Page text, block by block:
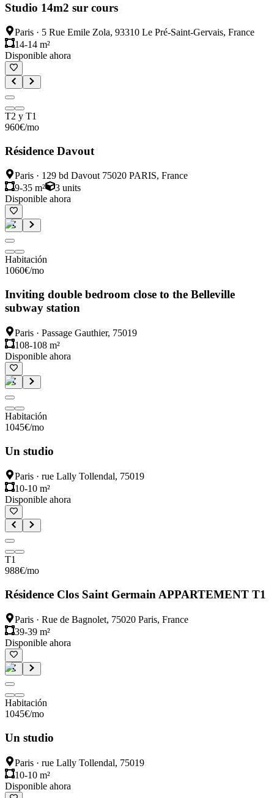
Studio 14m2 sur cours
Paris · 5 Rue Emile Zola, 93310 Le Pré-Saint-Gervais, France
14-14 m²
Disponible ahora
T2 y T1
960€/mo
Résidence Davout
Paris · 129 bd Davout 75020 PARIS, France
9-35 m²
3 units
Disponible ahora
Habitación
1060€/mo
Inviting double bedroom close to the Belleville
subway station
Paris · Passage Gauthier, 75019
108-108 m²
Disponible ahora
Habitación
1045€/mo
Un studio
Paris · rue Lally Tollendal, 75019
10-10 m²
Disponible ahora
T1
988€/mo
Résidence Clos Saint Germain APPARTEMENT T1
Paris · Rue de Bagnolet, 75020 Paris, France
39-39 m²
Disponible ahora
Habitación
1045€/mo
Un studio
Paris · rue Lally Tollendal, 75019
10-10 m²
Disponible ahora